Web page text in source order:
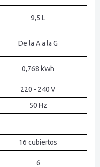
9,5 L
De la A a la G
0,768 kWh
220 - 240 V
50 Hz
16 cubiertos
6